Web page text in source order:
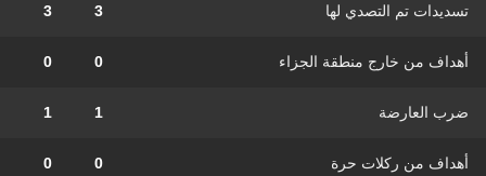
تسديدات تم التصدي لها 3
3
أهداف من خارج منطقة الجزاء 0
0
ضرب العارضة 1
1
أهداف من ركلات حرة 0
0